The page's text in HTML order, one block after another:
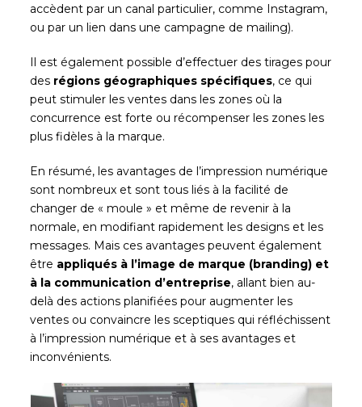
accèdent par un canal particulier, comme Instagram,
ou par un lien dans une campagne de mailing).
Il est également possible d’effectuer des tirages pour
des régions géographiques spécifiques, ce qui
peut stimuler les ventes dans les zones où la
concurrence est forte ou récompenser les zones les
plus fidèles à la marque.
En résumé, les avantages de l’impression numérique
sont nombreux et sont tous liés à la facilité de
changer de « moule » et même de revenir à la
normale, en modifiant rapidement les designs et les
messages. Mais ces avantages peuvent également
être appliqués à l’image de marque (branding) et
à la communication d’entreprise, allant bien au-
delà des actions planifiées pour augmenter les
ventes ou convaincre les sceptiques qui réfléchissent
à l’impression numérique et à ses avantages et
inconvénients.